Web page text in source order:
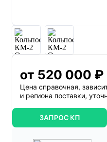
от 520 000 ₽
Цена справочная,
и региона поставки,
ЗАПРОС КП